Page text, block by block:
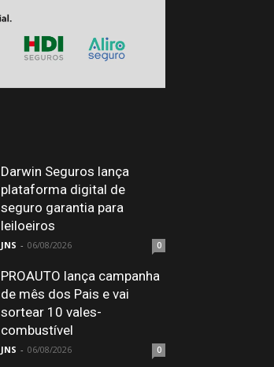
Darwin Seguros lança
plataforma digital de
seguro garantia para
leiloeiros
JNS - 06/08/2026 0
PROAUTO lança campanha
de mês dos Pais e vai
sortear 10 vales-
combustível
JNS - 06/08/2026 0